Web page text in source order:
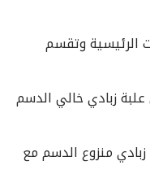
الرئيسية وتقسم
علبة زبادي خالي الدسم
منزوع الدسم مع